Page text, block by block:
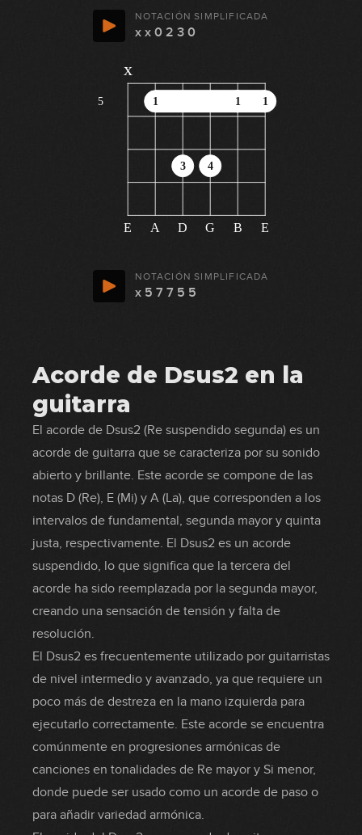
NOTACIÓN SIMPLIFICADA
x x 0 2 3 0
5
E A D G B E
1 1 1
x
3 4
NOTACIÓN SIMPLIFICADA
x 5 7 7 5 5
Acorde de Dsus2 en la
guitarra
El acorde de Dsus2 (Re suspendido segunda) es un
acorde de guitarra que se caracteriza por su sonido
abierto y brillante. Este acorde se compone de las
notas D (Re), E (Mi) y A (La), que corresponden a los
intervalos de fundamental, segunda mayor y quinta
justa, respectivamente. El Dsus2 es un acorde
suspendido, lo que significa que la tercera del
acorde ha sido reemplazada por la segunda mayor,
creando una sensación de tensión y falta de
resolución.
El Dsus2 es frecuentemente utilizado por guitarristas
de nivel intermedio y avanzado, ya que requiere un
poco más de destreza en la mano izquierda para
ejecutarlo correctamente. Este acorde se encuentra
comúnmente en progresiones armónicas de
canciones en tonalidades de Re mayor y Si menor,
donde puede ser usado como un acorde de paso o
para añadir variedad armónica.